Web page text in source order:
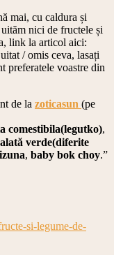
mai, cu caldura și
nici de fructele și
link la articol aici:
/ omis ceva, lasați
preferatele voastre din
de la zoticasun (pe
comestibila(legutko),
verde(diferite
, baby bok choy.”
si-legume-de-